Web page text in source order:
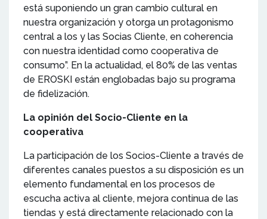
está suponiendo un gran cambio cultural en
nuestra organización y otorga un protagonismo
central a los y las Socias Cliente, en coherencia
con nuestra identidad como cooperativa de
consumo”. En la actualidad, el 80% de las ventas
de EROSKI están englobadas bajo su programa
de fidelización.
La opinión del Socio-Cliente en la
cooperativa
La participación de los Socios-Cliente a través de
diferentes canales puestos a su disposición es un
elemento fundamental en los procesos de
escucha activa al cliente, mejora continua de las
tiendas y está directamente relacionado con la